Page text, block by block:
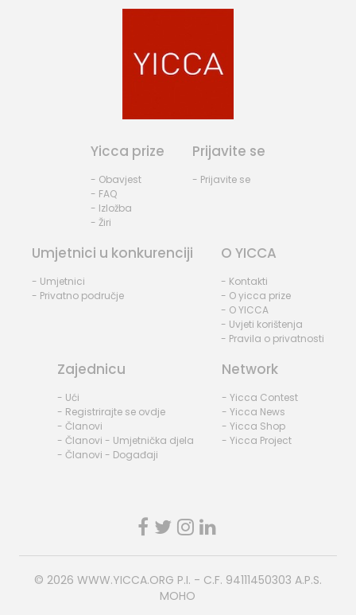
Yicca prize
- Obavjest
- FAQ
- Izložba
- Žiri
Prijavite se
- Prijavite se
Umjetnici u konkurenciji
- Umjetnici
- Privatno područje
O YICCA
- Kontakti
- O yicca prize
- O YICCA
- Uvjeti korištenja
- Pravila o privatnosti
Zajednicu
- Ući
- Registrirajte se ovdje
- Članovi
- Članovi - Umjetnička djela
- Članovi - Događaji
Network
- Yicca Contest
- Yicca News
- Yicca Shop
- Yicca Project
© 2026 WWW.YICCA.ORG P.I. - C.F. 94111450303 A.P.S.
MOHO